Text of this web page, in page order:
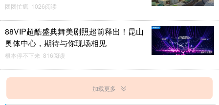
团团忙疯 1026阅读
88VIP超酷盛典舞美剧照超前释出！昆山
奥体中心，期待与你现场相见
根本停不下来 816阅读
加载更多